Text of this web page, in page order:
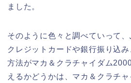
ました。
そのように色々と調べていって、
クレジットカードや銀行振り込
方法がマカ＆クラチャイダム
えるかどうかは、マカ＆クラチ